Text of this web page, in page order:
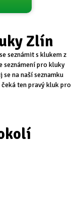
Zlín
seznámit s klukem z
seznámení pro kluky
na naší seznamku
čeká ten pravý kluk pro